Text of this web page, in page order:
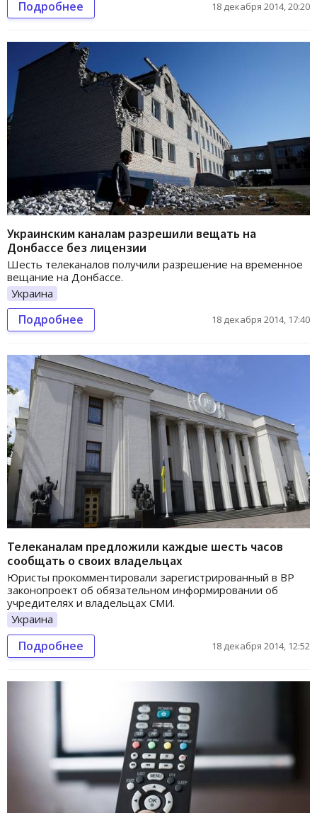
Подробнее 18 декабря 2014, 20:20
Украинским каналам разрешили вещать на
Донбассе без лицензии
Шесть телеканалов получили разрешение на временное
вещание на Донбассе.
Украина
Подробнее 18 декабря 2014, 17:40
Телеканалам предложили каждые шесть часов
сообщать о своих владельцах
Юристы прокомментировали зарегистрированный в ВР
законопроект об обязательном информировании об
учредителях и владельцах СМИ.
Украина
Подробнее 18 декабря 2014, 12:52